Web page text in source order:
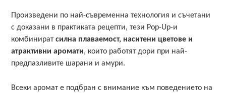
Произведени по най-съвременна технология и съчетани
с доказани в практиката рецепти, тези Pop-Up-и
комбинират силна плаваемост, наситени цветове и
атрактивни аромати, които работят дори при най-
предпазливите шарани и амури.
Всеки аромат е подбран с внимание към поведението на